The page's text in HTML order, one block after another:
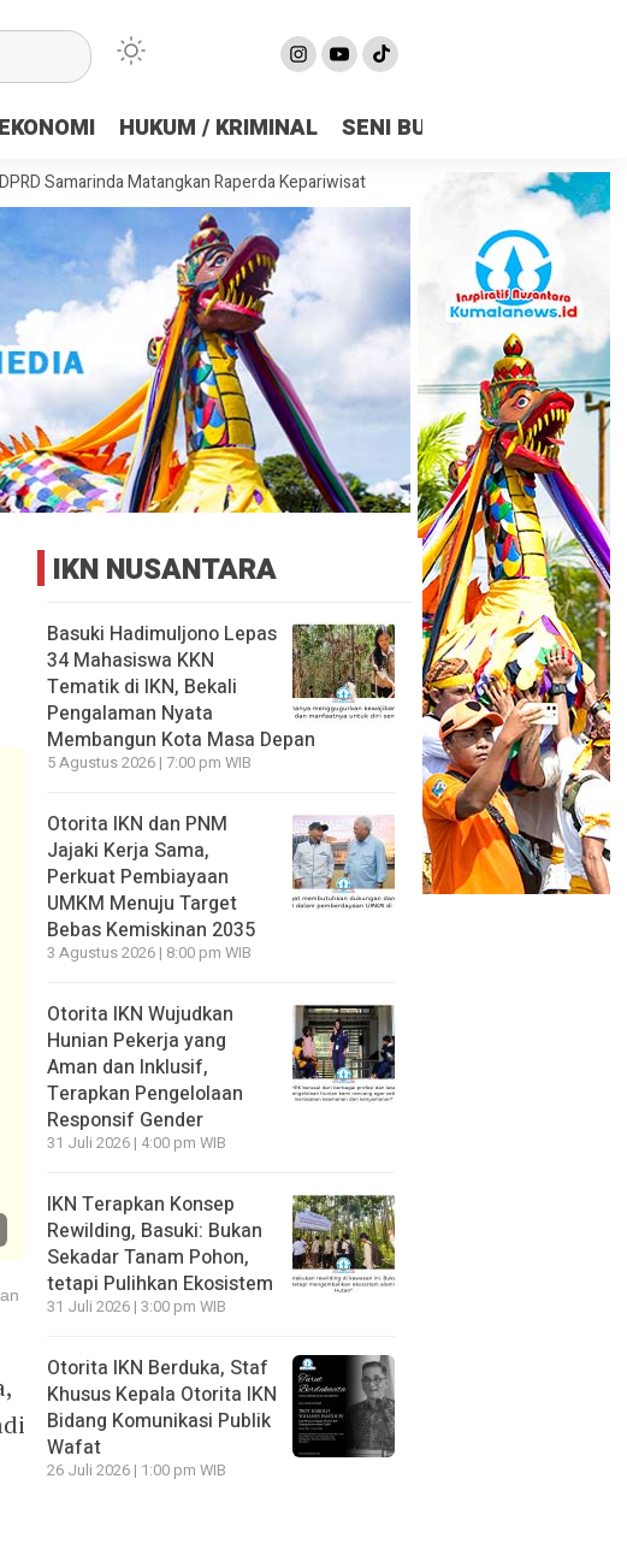
EKONOMI HUKUM / KRIMINAL SENI BUDAYA
Matangkan Raperda Kepariwisataan, Bidik Pariwisata Jadi Penggerak Ekonomi
IKN NUSANTARA
Basuki Hadimuljono Lepas
34 Mahasiswa KKN
Tematik di IKN, Bekali
Pengalaman Nyata
Membangun Kota Masa Depan
5 Agustus 2026 | 7:00 pm WIB
Otorita IKN dan PNM
Jajaki Kerja Sama,
Perkuat Pembiayaan
UMKM Menuju Target
Bebas Kemiskinan 2035
3 Agustus 2026 | 8:00 pm WIB
Otorita IKN Wujudkan
Hunian Pekerja yang
Aman dan Inklusif,
Terapkan Pengelolaan
Responsif Gender
31 Juli 2026 | 4:00 pm WIB
IKN Terapkan Konsep
Rewilding, Basuki: Bukan
Sekadar Tanam Pohon,
tetapi Pulihkan Ekosistem
31 Juli 2026 | 3:00 pm WIB
Otorita IKN Berduka, Staf
Khusus Kepala Otorita IKN
Bidang Komunikasi Publik
Wafat
26 Juli 2026 | 1:00 pm WIB